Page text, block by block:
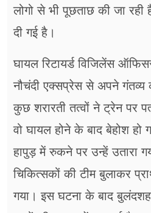
लोगो से भी पूछताछ की जा रही
दी गई है।
घायल रिटायर्ड विजिलेंस
नौचंदी एक्सप्रेस से अपने गंतव्य
कुछ शरारती तत्वों ने ट्रेन पर
वो घायल होने के बाद बेहोश हो
हापुड़ में रुकने पर उन्हें उतारा
चिकित्सकों की टीम बुलाकर
गया। इस घटना के बाद